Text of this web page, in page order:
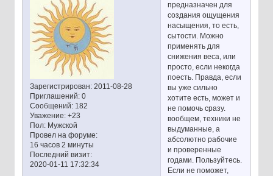
Зарегистрирован: 2011-08-28
Приглашений:0
Сообщений:182
Уважение: +23
Пол:Мужской
Провел на форуме:
16 часов 2 минуты
Последний визит:
2020-01-11 17:32:34
предназначен для
создания ощущения
насыщения, то есть,
сытости. Можно
применять для
снижения веса, или
просто, если некогда
поесть. Правда, если
вы уже сильно
хотите есть, может и
не помочь сразу.
вообщем, техники не
выдуманные, а
абсолютно рабочие
и проверенные
годами. Пользуйтесь.
Если не поможет,